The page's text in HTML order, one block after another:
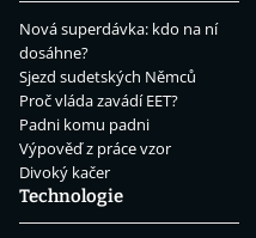
Nová superdávka: kdo na ní
dosáhne?
Sjezd sudetských Němců
Proč vláda zavádí EET?
Padni komu padni
Výpověď z práce vzor
Divoký kačer
Technologie